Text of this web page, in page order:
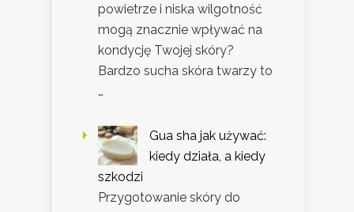
powietrze i niska wilgotność
mogą znacznie wpływać na
kondycję Twojej skóry?
Bardzo sucha skóra twarzy to
…
Gua sha jak używać:
kiedy działa, a kiedy
szkodzi
Przygotowanie skóry do